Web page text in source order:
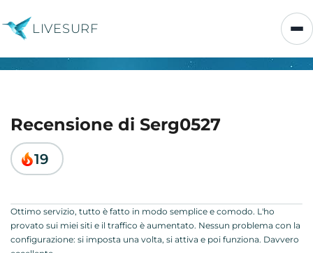
LIVESURF
Recensione di Serg0527
19
Ottimo servizio, tutto è fatto in modo semplice e comodo. L'ho
provato sui miei siti e il traffico è aumentato. Nessun problema con la
configurazione: si imposta una volta, si attiva e poi funziona. Davvero